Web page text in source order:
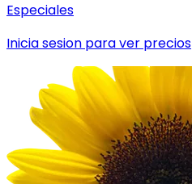
Especiales
Inicia sesion para ver precios